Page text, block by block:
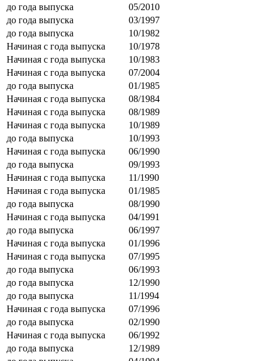
до года выпуска
05/2010
до года выпуска
03/1997
до года выпуска
10/1982
Начиная с года выпуска
10/1978
Начиная с года выпуска
10/1983
Начиная с года выпуска
07/2004
до года выпуска
01/1985
Начиная с года выпуска
08/1984
Начиная с года выпуска
08/1989
Начиная с года выпуска
10/1989
до года выпуска
10/1993
Начиная с года выпуска
06/1990
до года выпуска
09/1993
Начиная с года выпуска
11/1990
Начиная с года выпуска
01/1985
до года выпуска
08/1990
Начиная с года выпуска
04/1991
до года выпуска
06/1997
Начиная с года выпуска
01/1996
Начиная с года выпуска
07/1995
до года выпуска
06/1993
до года выпуска
12/1990
до года выпуска
11/1994
Начиная с года выпуска
07/1996
до года выпуска
02/1990
Начиная с года выпуска
06/1992
до года выпуска
12/1989